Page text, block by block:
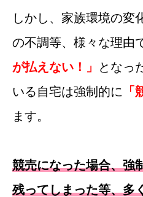
しかし、家族環境の変
の不調等、様々な理由
が払えない！」
となっ
いる自宅は強制的に 「
ます。
競売になった場合、強
残ってしまった等、多